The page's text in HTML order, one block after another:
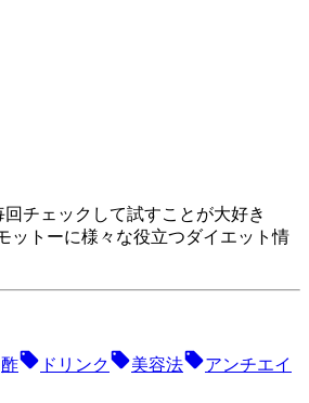
チェックして試すことが大好き
ットーに様々な役立つダイエット情
酢 ドリンク 美容法
アンチエイ